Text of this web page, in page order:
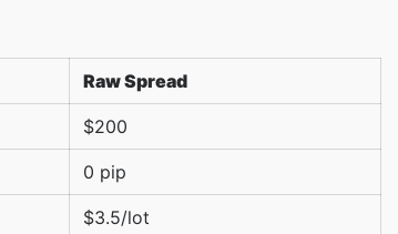
Raw Spread
$200
0 pip
$3.5/lot